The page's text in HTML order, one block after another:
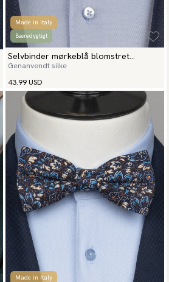
Made in Italy
Bæredygtigt
Selvbinder mørkeblå blomstret
butterfly fiori
Genanvendt silke
43.99 USD
Made in Italy